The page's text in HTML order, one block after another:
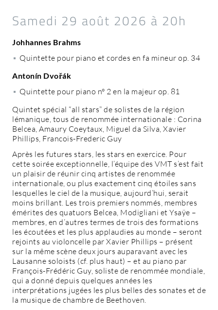
Samedi 29 août 2026 à 20h
Johhannes Brahms
Quintette pour piano et cordes en fa mineur op. 34
Antonín Dvořák
Quintette pour piano n° 2 en la majeur op. 81
Quintet spécial “all stars” de solistes de la région
lémanique, tous de renommée internationale : Corina
Belcea, Amaury Coeytaux, Miguel da Silva, Xavier
Phillips, Francois-Frederic Guy
Après les futures stars, les stars en exercice. Pour
cette soirée exceptionnelle, l’équipe des VMT s’est fait
un plaisir de réunir cinq artistes de renommée
internationale, ou plus exactement cinq étoiles sans
lesquelles le ciel de la musique, aujourd’hui, serait
moins brillant. Les trois premiers nommés, membres
émérites des quatuors Belcea, Modigliani et Ysaÿe –
membres, en d’autres termes de trois des formations
les écoutées et les plus applaudies au monde – seront
rejoints au violoncelle par Xavier Phillips – présent
sur la même scène deux jours auparavant avec les
Lausanne soloists (cf. plus haut) – et au piano par
François-Frédéric Guy, soliste de renommée mondiale,
qui a donné depuis quelques années les
interprétations jugées les plus belles des sonates et de
la musique de chambre de Beethoven.